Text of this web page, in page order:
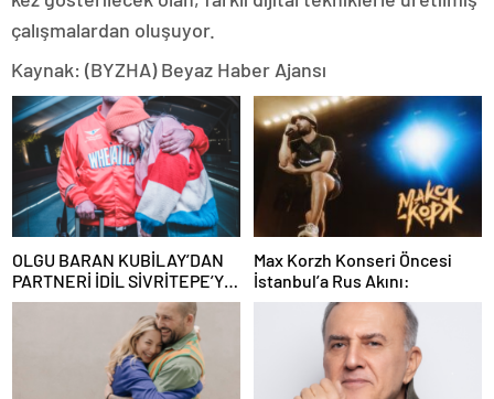
çalışmalardan oluşuyor.
Kaynak: (BYZHA) Beyaz Haber Ajansı
OLGU BARAN KUBİLAY’DAN
PARTNERİ İDİL SİVRİTEPE’YE
ÖVGÜ DOLU SÖZLER!
Max Korzh Konseri Öncesi
İstanbul’a Rus Akını: